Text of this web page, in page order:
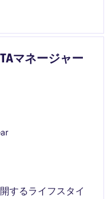
かつ落ち着いた問
マネージャー
するライフスタイ